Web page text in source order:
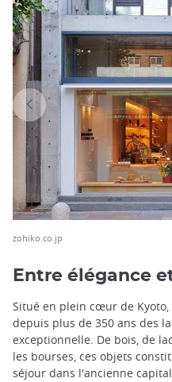
zohiko.co.jp
Entre élégance
Situé en plein cœur de
depuis plus de 350 ans des
exceptionnelle. De bois, de
les bourses, ces objets
séjour dans l'ancienne